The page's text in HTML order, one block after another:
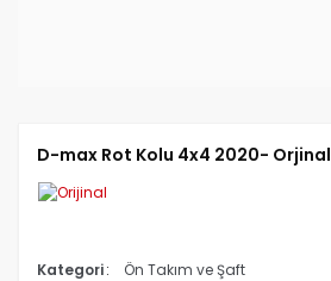
D-max Rot Kolu 4x4 2020- Orjinal
Kategori
Ön Takım ve Şaft